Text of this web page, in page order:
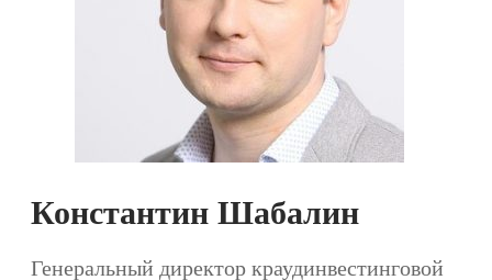
Константин Шабалин
Генеральный директор краудинвестинговой